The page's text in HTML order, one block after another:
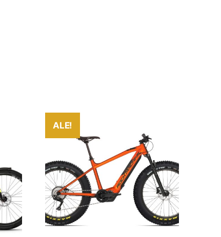
ALE!